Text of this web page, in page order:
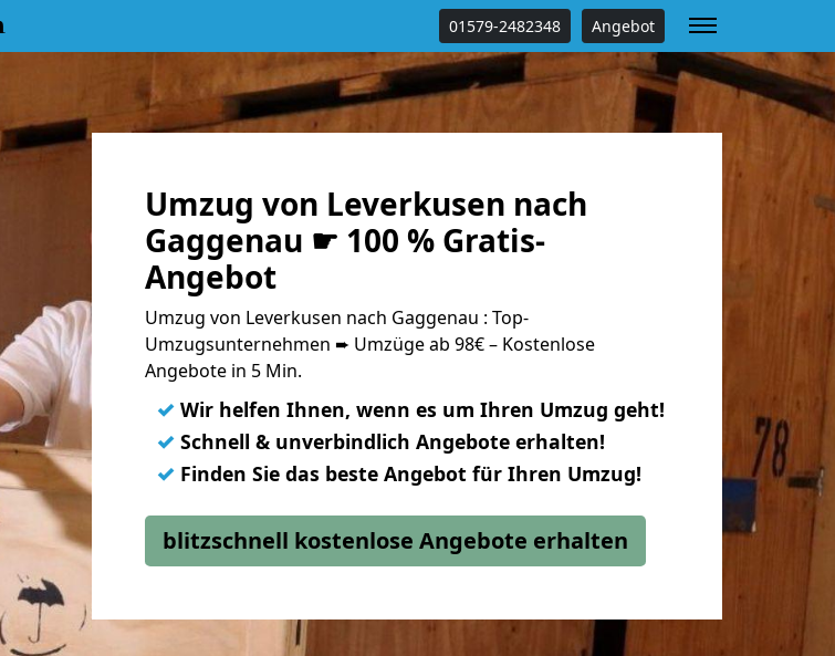
01579-2482348 Angebot
Umzug von Leverkusen nach
Gaggenau ☛ 100 % Gratis-
Angebot
Umzug von Leverkusen nach Gaggenau : Top-
Umzugsunternehmen ➨ Umzüge ab 98€ – Kostenlose
Angebote in 5 Min.
✓ Wir helfen Ihnen, wenn es um Ihren Umzug geht!
✓ Schnell & unverbindlich Angebote erhalten!
✓ Finden Sie das beste Angebot für Ihren Umzug!
blitzschnell kostenlose Angebote erhalten